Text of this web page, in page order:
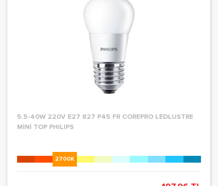
5.5-40W 220V E27 827 P45 FR COREPRO LEDLUSTRE
MİNİ TOP PHILIPS
2700K